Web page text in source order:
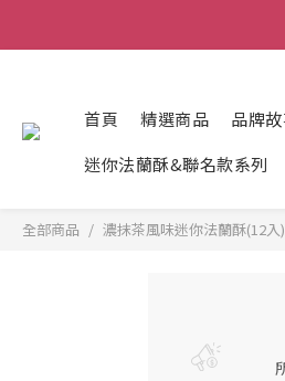
首頁 精選商品 品牌
迷你法蘭酥&聯名款系列
全部商品 濃抹茶風味迷你法蘭酥(12